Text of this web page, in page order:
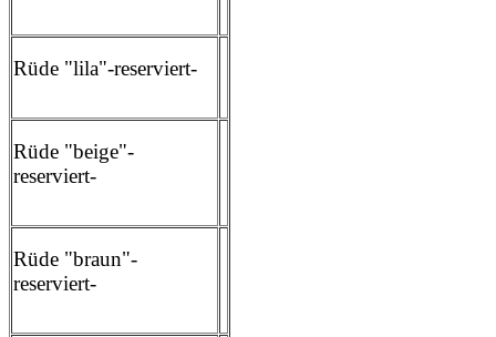
Rüde "lila"-reserviert-
Rüde "beige"-
reserviert-
Rüde "braun"-
reserviert-